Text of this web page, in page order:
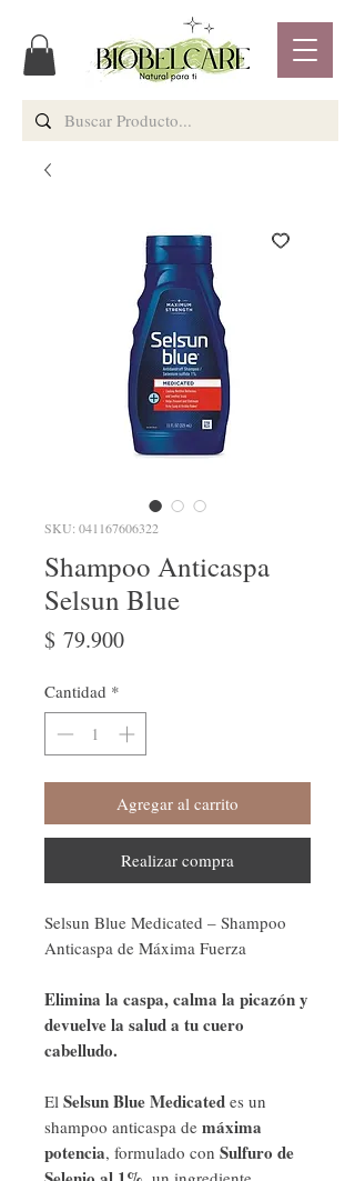
SKU: 041167606322
Shampoo Anticaspa
Selsun Blue
$ 79.900Precio
Cantidad *
Agregar al carrito
Realizar compra
Selsun Blue Medicated – Shampoo
Anticaspa de Máxima Fuerza
Elimina la caspa, calma la picazón y
devuelve la salud a tu cuero
cabelludo.
El Selsun Blue Medicated es un
shampoo anticaspa de máxima
potencia, formulado con Sulfuro de